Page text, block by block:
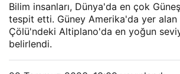
Bilim insanları, Dünya'da en çok Güneş
tespit etti. Güney Amerika'da yer alan
Çölü'ndeki Altiplano'da en yoğun
belirlendi.